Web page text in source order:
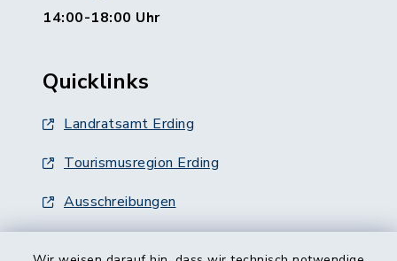
14:00-18:00 Uhr
Quicklinks
Landratsamt Erding
Tourismusregion Erding
Ausschreibungen